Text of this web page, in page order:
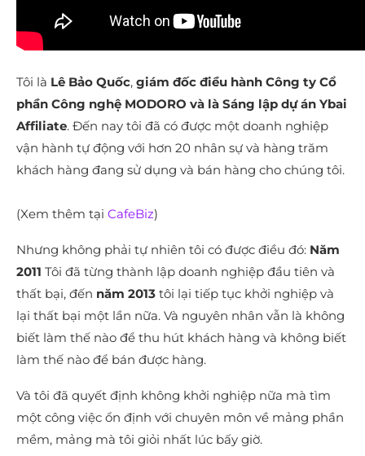
Tôi là Lê Bảo Quốc, giám đốc điều hành Công ty Cổ
phần Công nghệ MODORO và là Sáng lập dự án Ybai
Affiliate. Đến nay tôi đã có được một doanh nghiệp
vận hành tự động với hơn 20 nhân sự và hàng trăm
khách hàng đang sử dụng và bán hàng cho chúng tôi.
(Xem thêm tại CafeBiz)
Nhưng không phải tự nhiên tôi có được điều đó: Năm
2011 Tôi đã từng thành lập doanh nghiệp đầu tiên và
thất bại, đến năm 2013 tôi lại tiếp tục khởi nghiệp và
lại thất bại một lần nữa. Và nguyên nhân vẫn là không
biết làm thế nào để thu hút khách hàng và không biết
làm thế nào để bán được hàng.
Và tôi đã quyết định không khởi nghiệp nữa mà tìm
một công việc ổn định với chuyên môn về mảng phần
mềm, mảng mà tôi giỏi nhất lúc bấy giờ.